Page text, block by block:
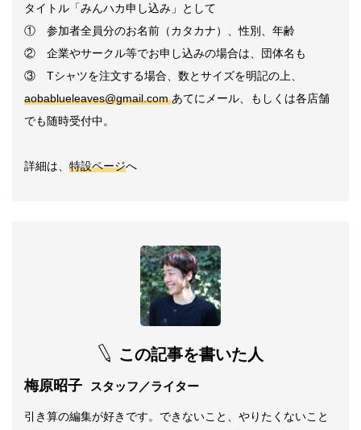
タイトル「みんハカ申し込み」として
① 参加者全員分のお名前（カタカナ）、性別、年齢
② 企業やサークル等でお申し込みの場合は、団体名も
③ Tシャツを注文する場合、数とサイズを明記の上、
aobablueleaves@gmail.comあてにメール、もしくは各店舗
でも随時受付中。
詳細は、 特設ページへ
この記事を書いた人
梅原昭子 スタッフ／ライター
引き算の編集が好きです。できないこと、やりたくないこと